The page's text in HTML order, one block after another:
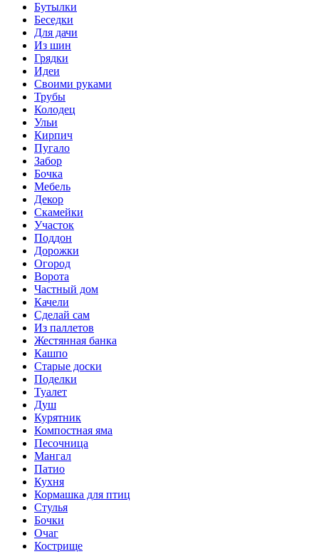
Бутылки
Беседки
Для дачи
Из шин
Грядки
Идеи
Своими руками
Трубы
Колодец
Ульи
Кирпич
Пугало
Забор
Бочка
Мебель
Декор
Скамейки
Участок
Поддон
Дорожки
Огород
Ворота
Частный дом
Качели
Сделай сам
Из паллетов
Жестянная банка
Кашпо
Старые доски
Поделки
Туалет
Душ
Курятник
Компостная яма
Песочница
Мангал
Патио
Кухня
Кормашка для птиц
Стулья
Бочки
Очаг
Кострище